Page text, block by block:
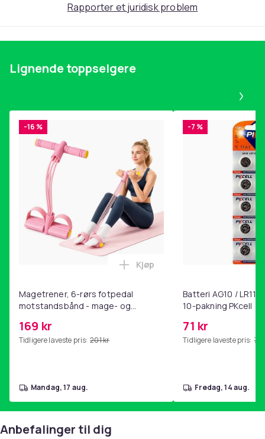
Rapporter et juridisk problem
Lignende toppselgere
-16 %
Magetrener, 6-rørs fotpedal
motstandsbånd - mage- og
hjemmegymnastikk Pink
169 kr
Tidligere laveste pris: 201 kr
Legg Magetrener, 6-rørs
Kjøp
mandag, 17 aug.
-7 %
Batteri AG10 /
10-pakning PKcell
71 kr
Tidligere laveste pris: 76
fredag, 14 aug.
Anbefalinger til dig